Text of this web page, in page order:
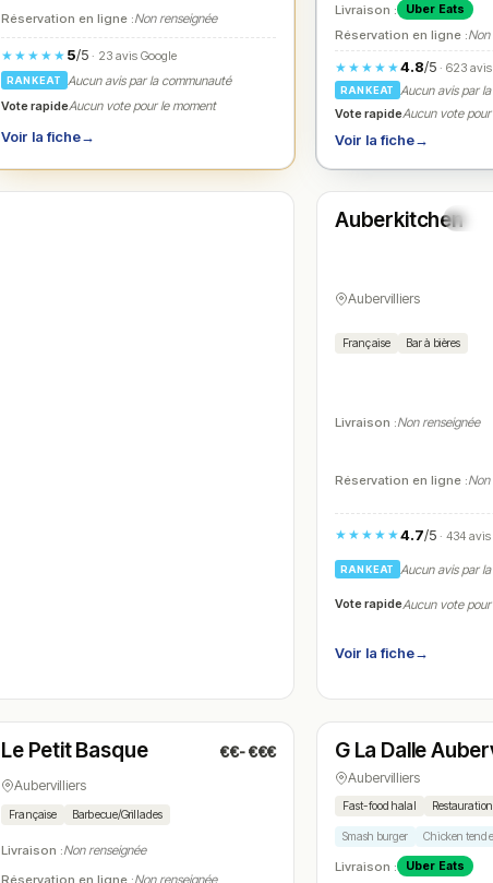
Réservation en ligne :Non renseignée
★★★★★ 5/5· 23 avis Google
RANKEAT
Aucun avis par la communauté
Vote rapideAucun vote pour le moment
Voir la fiche→
Livraison : Uber Eats
Réservation en ligne :Non
★★★★★4.8/5· 623
RANKEAT
Aucun avis par
Vote rapideAucun vote
Voir la fiche→
N° 4
Ouvert(10:00 – 23:30)
Auberkitchen
Aubervilliers
Française Bar à bières
Livraison :Non renseignée
Réservation en ligne :Non
★★★★★4.7/5· 434
RANKEAT Aucun avis par
Vote rapideAucun vote
Voir la fiche→
N° 6
Ouvert(12:00 – 16:00)
Le Petit Basque €€-€€€
Aubervilliers
Française Barbecue/Grillades
Livraison :Non renseignée
Réservation en ligne :Non renseignée
N° 7
Ouvert(11:30 – 05:00)
G La Dalle
Aubervilliers
Fast-food halal
Smash burger Chicken
Livraison : Uber Eats